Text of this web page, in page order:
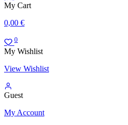
My Cart
0,00 €
0
My Wishlist
View Wishlist
Guest
My Account